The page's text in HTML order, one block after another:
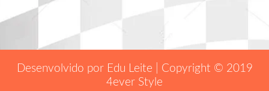
Desenvolvido por Edu Leite | Copyright © 2019
4ever Style